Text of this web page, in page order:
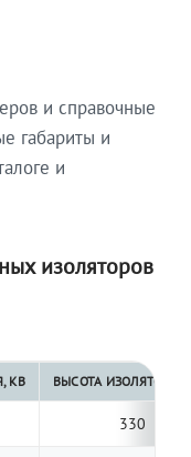
и справочные
габариты и
и
изоляторов
КВ ВЫСОТА ИЗОЛЯТОРА,
330